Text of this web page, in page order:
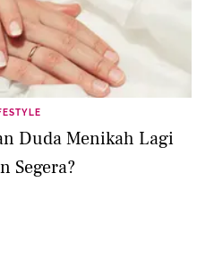
Duda Menikah Lagi
Segera?